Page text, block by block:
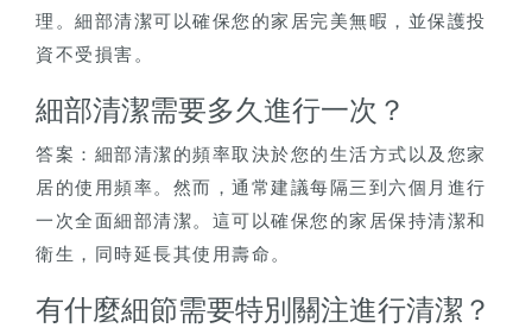
理。細部清潔可以確保您的家居完美無暇，並保護投
資不受損害。
細部清潔需要多久進行一次？
答案：細部清潔的頻率取決於您的生活方式以及您家
居的使用頻率。然而，通常建議每隔三到六個月進行
一次全面細部清潔。這可以確保您的家居保持清潔和
衛生，同時延長其使用壽命。
有什麼細節需要特別關注進行清潔？